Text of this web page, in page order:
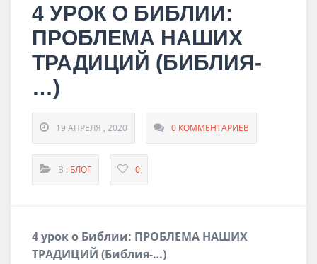
4 УРОК О БИБЛИИ:
ПРОБЛЕМА НАШИХ
ТРАДИЦИЙ (БИБЛИЯ-
…)
19 АПРЕЛЯ , 2020 0 КОММЕНТАРИЕВ
В : БЛОГ 0
4 урок о Библии: ПРОБЛЕМА НАШИХ
ТРАДИЦИЙ (Библия-…)